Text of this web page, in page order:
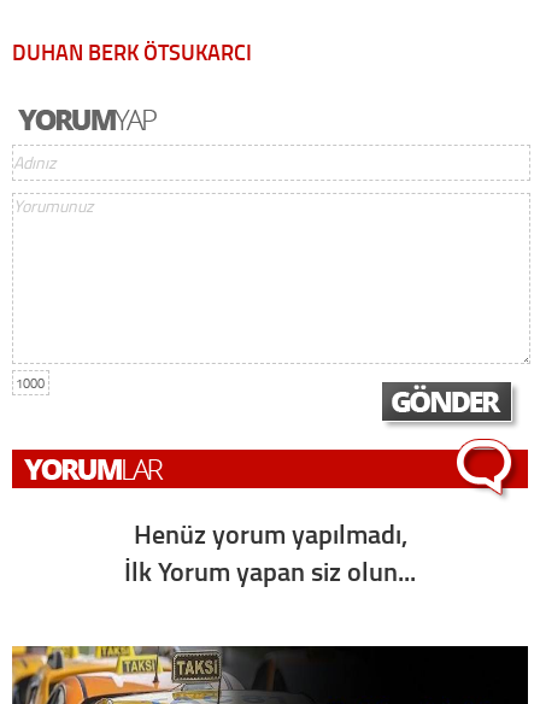
DUHAN BERK ÖTSUKARCI
1000
Henüz yorum yapılmadı,
İlk Yorum yapan siz olun...